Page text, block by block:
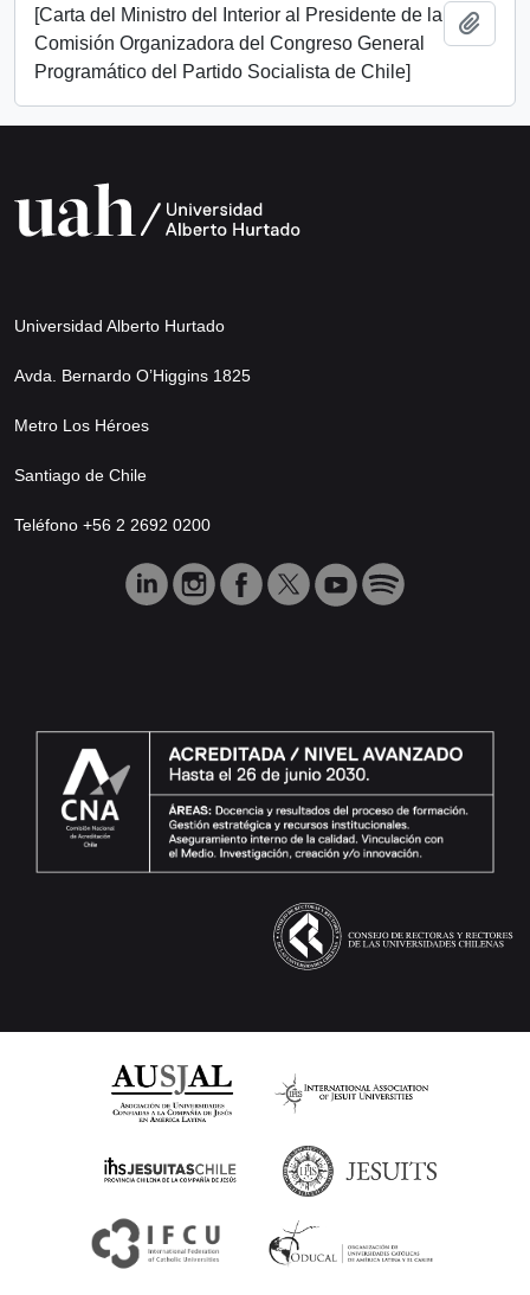
[Carta del Ministro del Interior al Presidente de la
Comisión Organizadora del Congreso General
Programático del Partido Socialista de Chile]
Universidad Alberto Hurtado
Avda. Bernardo O’Higgins 1825
Metro Los Héroes
Santiago de Chile
Teléfono +56 2 2692 0200